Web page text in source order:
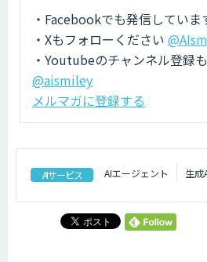
・Facebookでも発信していま
・Xもフォローください
・Youtubeのチャンネル登録
@aismiley
メルマガに登録する
AIサービス AIエージェント 生成